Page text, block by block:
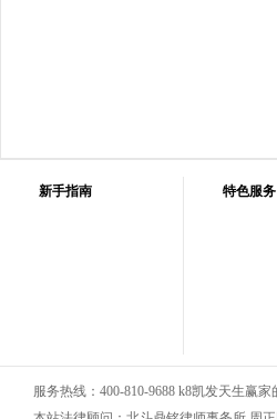
新手指南 特色服务
服务热线：400-810-9688 k8凯发天生赢